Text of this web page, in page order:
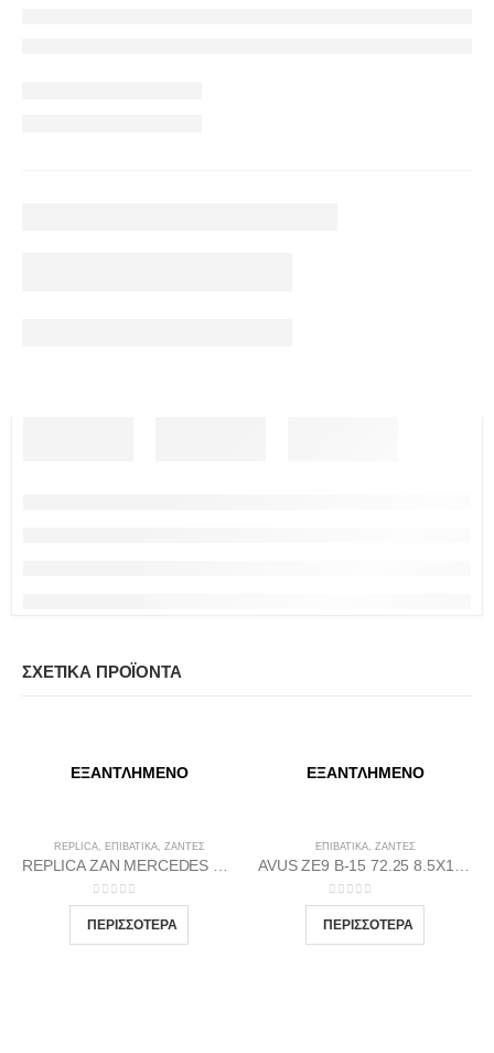
ΣΧΕΤΙΚΆ ΠΡΟΪΌΝΤΑ
ΕΞΑΝΤΛΗΜΈΝΟ
REPLICA, ΕΠΙΒΑΤΙΚΑ, ΖΆΝΤΕΣ
0out of 5
ΕΞΑΝΤΛΗΜΈΝΟ
ΕΠΙΒΑΤΙΚΑ, ΖΆΝΤΕΣ
0out of 5